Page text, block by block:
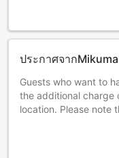
ประกาศจาก
Guests who want to
the additional charge
location. Please note